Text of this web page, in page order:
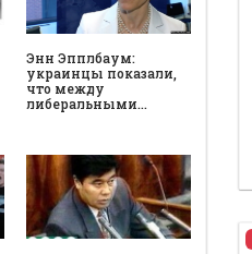
Энн Эпплбаум:
украинцы показали,
что между
либеральными…